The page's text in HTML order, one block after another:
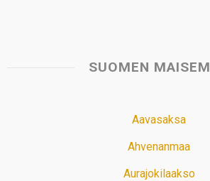
SUOMEN
Aavasaksa
Ahvenanmaa
Aurajokilaakso